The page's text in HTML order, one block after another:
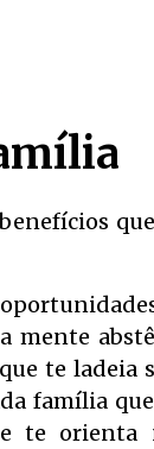
mente
te ladeia
família
te orienta